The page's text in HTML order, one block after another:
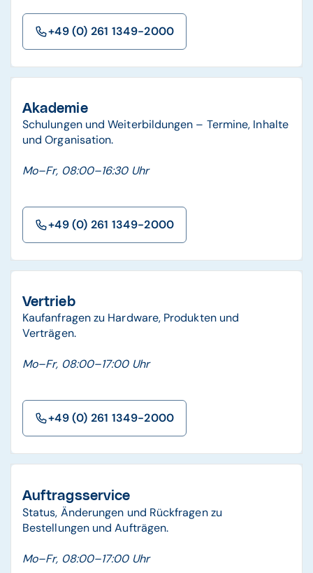
+49 (0) 261 1349-2000
Akademie
Schulungen und Weiterbildungen – Termine, Inhalte
und Organisation.
Mo–Fr, 08:00–16:30 Uhr
+49 (0) 261 1349-2000
Vertrieb
Kaufanfragen zu Hardware, Produkten und
Verträgen.
Mo–Fr, 08:00–17:00 Uhr
+49 (0) 261 1349-2000
Auftragsservice
Status, Änderungen und Rückfragen zu
Bestellungen und Aufträgen.
Mo–Fr, 08:00–17:00 Uhr